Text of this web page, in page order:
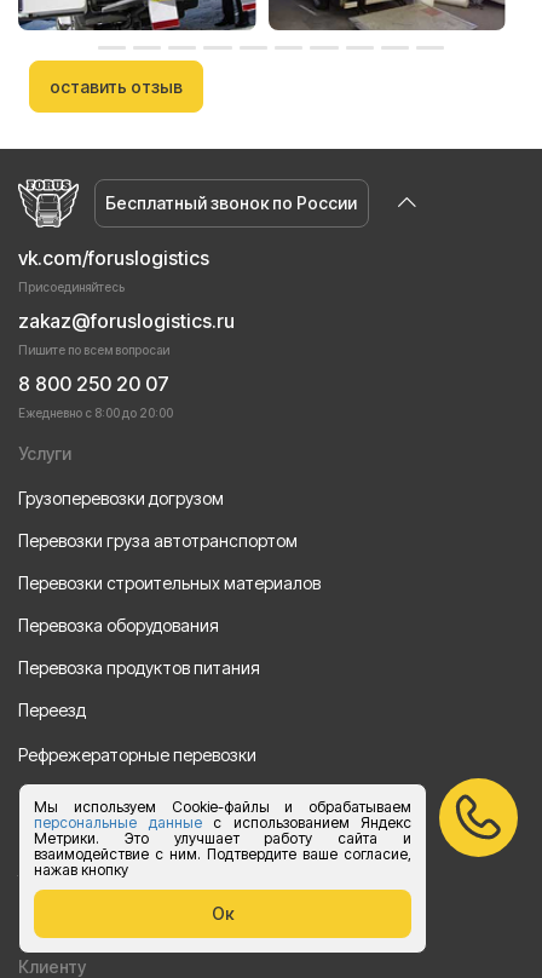
Мы используем Cookie-файлы и обрабатываем
персональные данныес использованием Яндекс
Метрики. Это улучшает работу сайта и
взаимодействие с ним. Подтвердите ваше согласие,
нажав кнопку
Ок
оставить отзыв
Бесплатный звонок по России
vk.com/foruslogistics
Присоединяйтесь
zakaz@foruslogistics.ru
Пишите по всем вопросаи
8 800 250 20 07
Ежедневно с 8:00 до 20:00
Услуги
Грузоперевозки догрузом
Перевозки груза автотранспортом
Перевозки строительных материалов
Перевозка оборудования
Перевозка продуктов питания
Переезд
Рефрежераторные перевозки
Перевозки автотехники
Перевозка алкогольной продукции
Упаковка груза
Клиенту